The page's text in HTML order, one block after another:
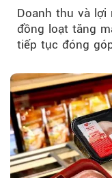
Doanh thu và lợi
đồng loạt tăng
tiếp tục đóng